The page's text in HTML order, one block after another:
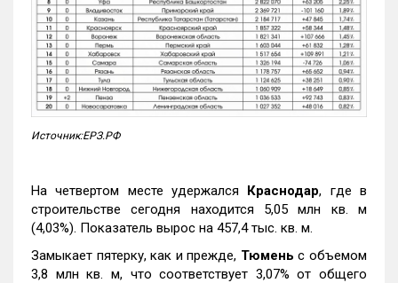
Источник:ЕРЗ.РФ
На четвертом месте удержался Краснодар, где в
строительстве сегодня находится 5,05 млн кв. м
(4,03%). Показатель вырос на 457,4 тыс. кв. м.
Замыкает пятерку, как и прежде, Тюмень с объемом
3,8 млн кв. м, что соответствует 3,07% от общего